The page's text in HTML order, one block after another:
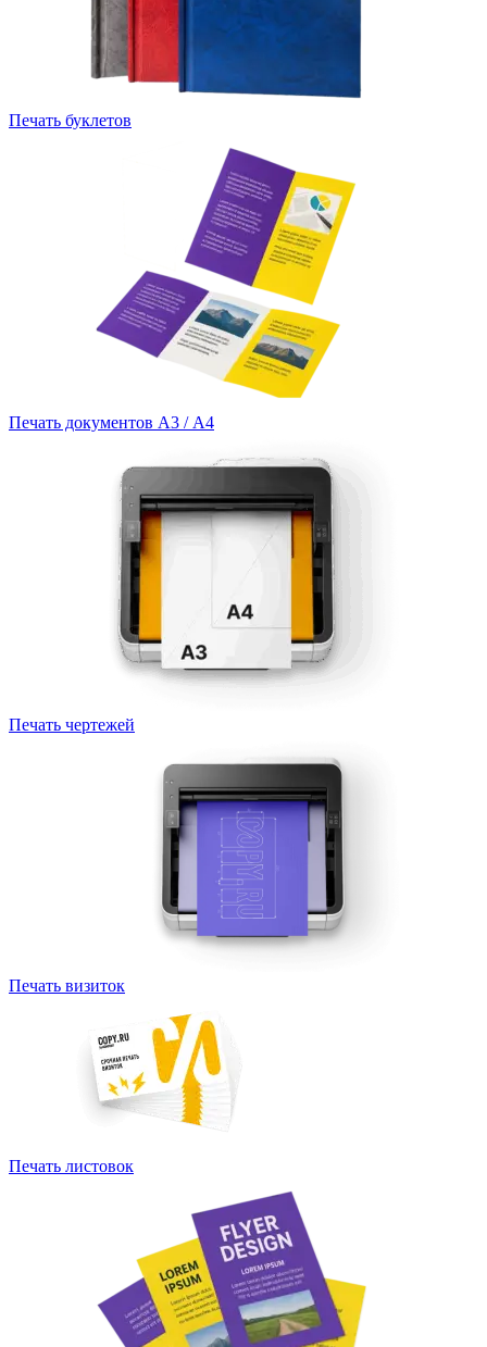
Печать буклетов
Печать документов А3 / А4
Печать чертежей
Печать визиток
Печать листовок